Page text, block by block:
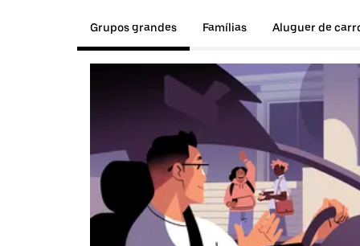
Grupos grandes Famílias Aluguer de